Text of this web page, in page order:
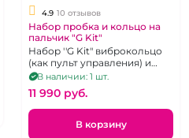
4.9 10 отзывов
Набор пробка и кольцо на
пальчик "G Kit"
Набор ''G Kit" виброкольцо
(как пульт управления) и
анальная вибропробочка.
В наличии: 1 шт.
11 990 pуб.
В корзину